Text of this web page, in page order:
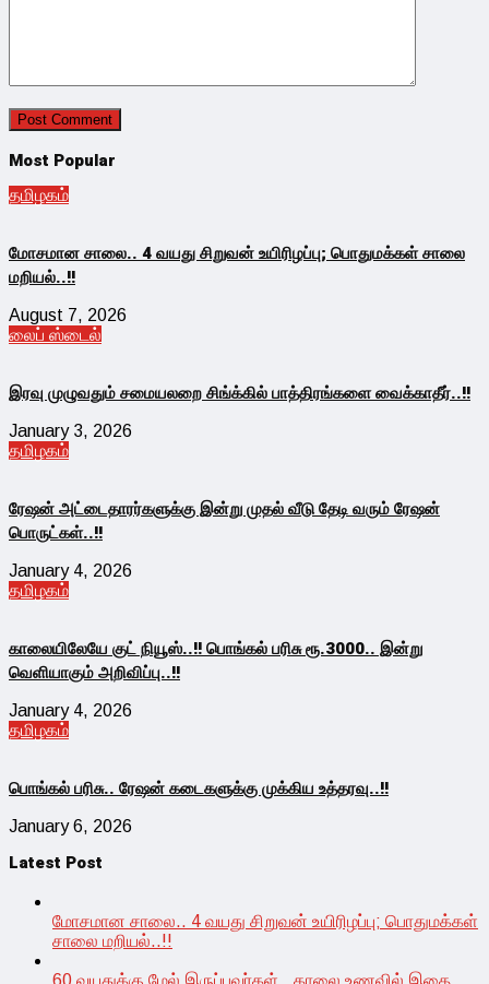
Most Popular
தமிழகம்
மோசமான சாலை.. 4 வயது சிறுவன் உயிரிழப்பு; பொதுமக்கள் சாலை
மறியல்..!!
August 7, 2026
லைப் ஸ்டைல்
இரவு முழுவதும் சமையலறை சிங்க்கில் பாத்திரங்களை வைக்காதீர்..!!
January 3, 2026
தமிழகம்
ரேஷன் அட்டைதாரர்களுக்கு இன்று முதல் வீடு தேடி வரும் ரேஷன்
பொருட்கள்..!!
January 4, 2026
தமிழகம்
காலையிலேயே குட் நியூஸ்..!! பொங்கல் பரிசு ரூ.3000.. இன்று
வெளியாகும் அறிவிப்பு..!!
January 4, 2026
தமிழகம்
பொங்கல் பரிசு.. ரேஷன் கடைகளுக்கு முக்கிய உத்தரவு..!!
January 6, 2026
Latest Post
மோசமான சாலை.. 4 வயது சிறுவன் உயிரிழப்பு; பொதுமக்கள்
சாலை மறியல்..!!
60 வயதுக்கு மேல் இருப்பவர்கள்.. காலை உணவில் இதை